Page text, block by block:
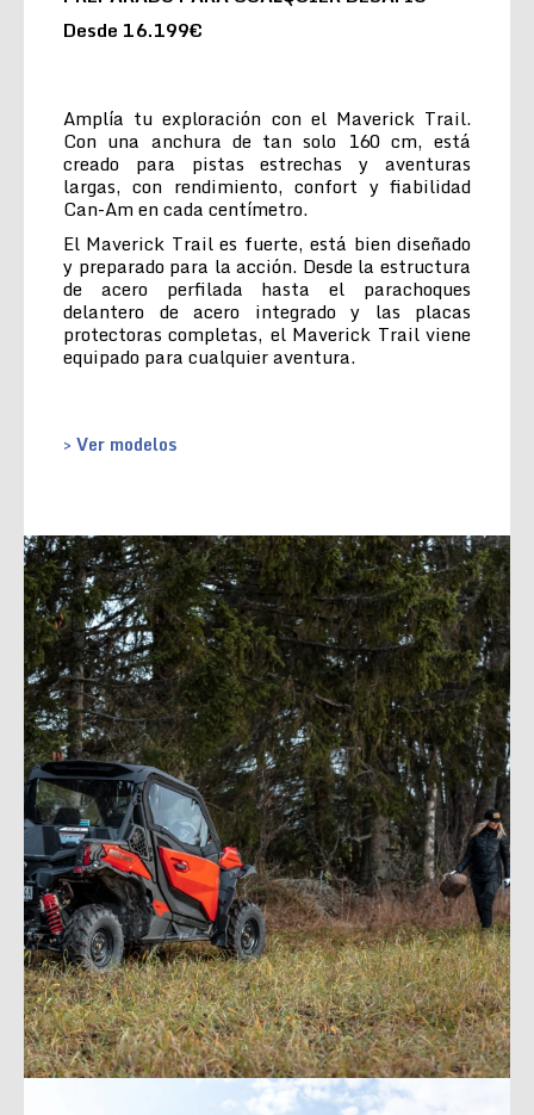
Desde 16.199€
Amplía tu exploración con el Maverick Trail.
Con una anchura de tan solo 160 cm, está
creado para pistas estrechas y aventuras
largas, con rendimiento, confort y fiabilidad
Can-Am en cada centímetro.
El Maverick Trail es fuerte, está bien diseñado
y preparado para la acción. Desde la estructura
de acero perfilada hasta el parachoques
delantero de acero integrado y las placas
protectoras completas, el Maverick Trail viene
equipado para cualquier aventura.
> Ver modelos